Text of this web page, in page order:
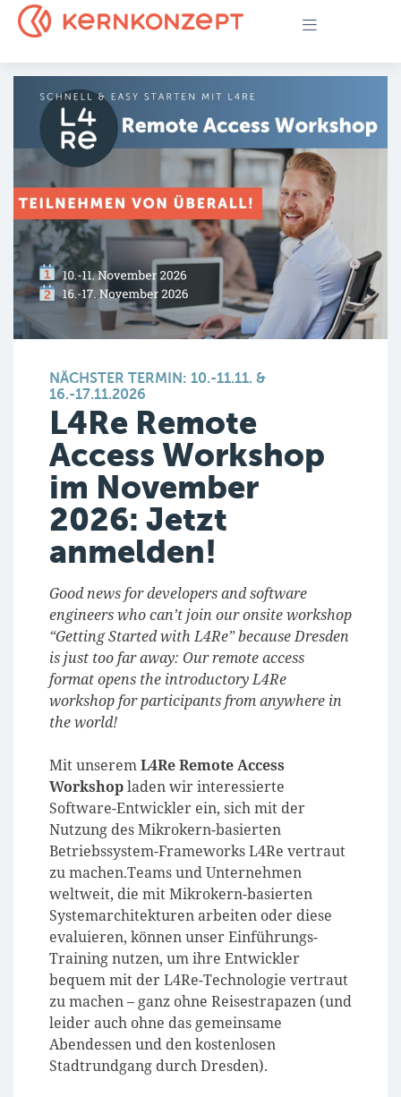
NÄCHSTER TERMIN: 10.-11.11. &
16.-17.11.2026
L4Re Remote
Access Workshop
im November
2026: Jetzt
anmelden!
Good news for developers and software
engineers who can’t join our onsite workshop
“Getting Started with L4Re” because Dresden
is just too far away: Our remote access
format opens the introductory L4Re
workshop for participants from anywhere in
the world!
Mit unseremL4Re Remote Access
Workshopladen wir interessierte
Software-Entwickler ein, sich mit der
Nutzung des Mikrokern-basierten
Betriebssystem-Frameworks L4Re vertraut
zu machen.Teams und Unternehmen
weltweit, die mit Mikrokern-basierten
Systemarchitekturen arbeiten oder diese
evaluieren, können unser Einführungs-
Training nutzen, um ihre Entwickler
bequem mit der L4Re-Technologie vertraut
zu machen – ganz ohne Reisestrapazen (und
leider auch ohne das gemeinsame
Abendessen und den kostenlosen
Stadtrundgang durch Dresden).